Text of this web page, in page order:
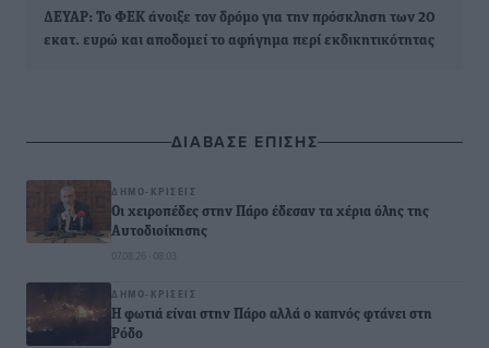
ΔΕΥΑΡ: Το ΦΕΚ άνοιξε τον δρόμο για την πρόσκληση των 20
εκατ. ευρώ και αποδομεί το αφήγημα περί εκδικητικότητας
ΔΙΑΒΑΣΕ ΕΠΙΣΗΣ
ΔΗΜΟ-ΚΡΊΣΕΙΣ
Οι χειροπέδες στην Πάρο έδεσαν τα χέρια όλης της
Αυτοδιοίκησης
07.08.26 · 08:03
ΔΗΜΟ-ΚΡΊΣΕΙΣ
Η φωτιά είναι στην Πάρο αλλά ο καπνός φτάνει στη
Ρόδο